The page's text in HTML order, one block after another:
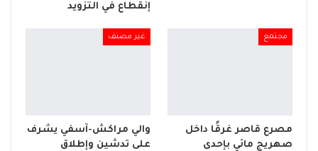
إنقطاع في التزويد
مجتمع
مصرع قاصر غرقًا داخل
صهريج مائي بإحدى
غير مصنف
والي مراكش-آسفي يشرف
على تدشين وإطلاق